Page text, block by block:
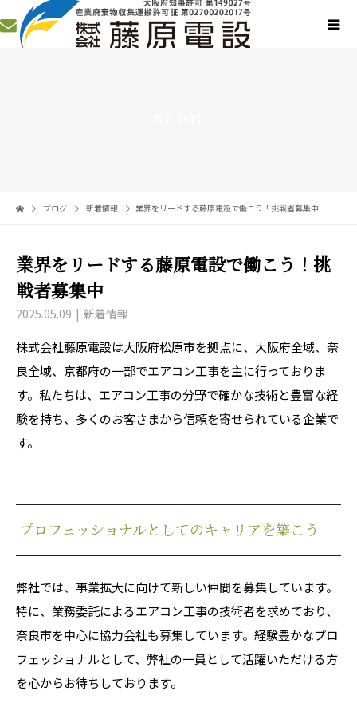
ブログ 新着情報 業界をリードする藤原電設で働こう！挑戦者募集中
業界をリードする藤原電設で働こう！挑
戦者募集中
2025.05.09 新着情報
株式会社藤原電設は大阪府松原市を拠点に、大阪府全域、奈
良全域、京都府の一部でエアコン工事を主に行っておりま
す。私たちは、エアコン工事の分野で確かな技術と豊富な経
験を持ち、多くのお客さまから信頼を寄せられている企業で
す。
プロフェッショナルとしてのキャリアを築こう
弊社では、事業拡大に向けて新しい仲間を募集しています。
特に、業務委託によるエアコン工事の技術者を求めており、
奈良市を中心に協力会社も募集しています。経験豊かなプロ
フェッショナルとして、弊社の一員として活躍いただける方
を心からお待ちしております。